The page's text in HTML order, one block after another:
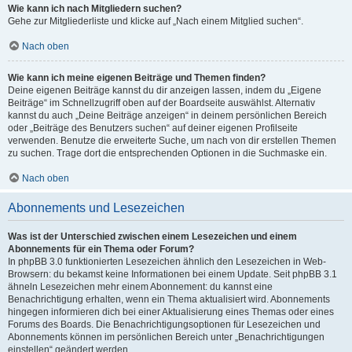
Wie kann ich nach Mitgliedern suchen?
Gehe zur Mitgliederliste und klicke auf „Nach einem Mitglied suchen“.
Nach oben
Wie kann ich meine eigenen Beiträge und Themen finden?
Deine eigenen Beiträge kannst du dir anzeigen lassen, indem du „Eigene
Beiträge“ im Schnellzugriff oben auf der Boardseite auswählst. Alternativ
kannst du auch „Deine Beiträge anzeigen“ in deinem persönlichen Bereich
oder „Beiträge des Benutzers suchen“ auf deiner eigenen Profilseite
verwenden. Benutze die erweiterte Suche, um nach von dir erstellen Themen
zu suchen. Trage dort die entsprechenden Optionen in die Suchmaske ein.
Nach oben
Abonnements und Lesezeichen
Was ist der Unterschied zwischen einem Lesezeichen und einem
Abonnements für ein Thema oder Forum?
In phpBB 3.0 funktionierten Lesezeichen ähnlich den Lesezeichen in Web-
Browsern: du bekamst keine Informationen bei einem Update. Seit phpBB 3.1
ähneln Lesezeichen mehr einem Abonnement: du kannst eine
Benachrichtigung erhalten, wenn ein Thema aktualisiert wird. Abonnements
hingegen informieren dich bei einer Aktualisierung eines Themas oder eines
Forums des Boards. Die Benachrichtigungsoptionen für Lesezeichen und
Abonnements können im persönlichen Bereich unter „Benachrichtigungen
einstellen“ geändert werden.